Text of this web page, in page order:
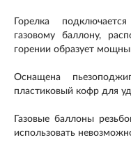
Горелка
газовому баллону,
горении образует
Оснащена
пластиковый кофр для
Газовые баллоны
использовать